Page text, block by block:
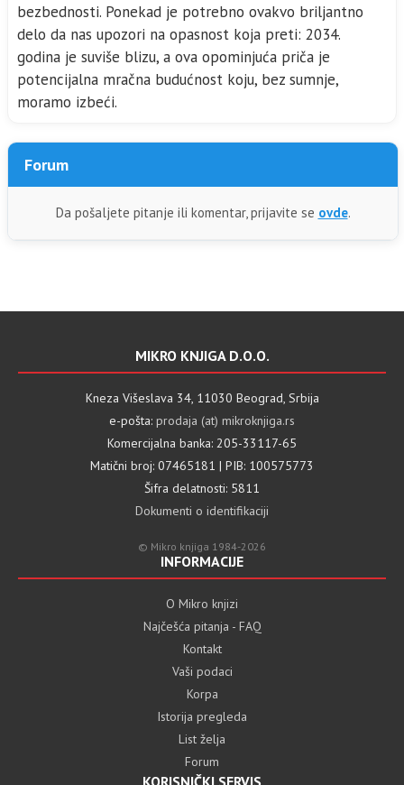
bezbednosti. Ponekad je potrebno ovakvo briljantno
delo da nas upozori na opasnost koja preti: 2034.
godina je suviše blizu, a ova opominjuća priča je
potencijalna mračna budućnost koju, bez sumnje,
moramo izbeći.
Forum
Da pošaljete pitanje ili komentar, prijavite se ovde.
MIKRO KNJIGA D.O.O.
Kneza Višeslava 34, 11030 Beograd, Srbija
e-pošta: prodaja (at) mikroknjiga.rs
Komercijalna banka: 205-33117-65
Matični broj: 07465181 | PIB: 100575773
Šifra delatnosti: 5811
Dokumenti o identifikaciji
© Mikro knjiga 1984-2026
INFORMACIJE
O Mikro knjizi
Najčešća pitanja - FAQ
Kontakt
Vaši podaci
Korpa
Istorija pregleda
List želja
Forum
KORISNIČKI SERVIS